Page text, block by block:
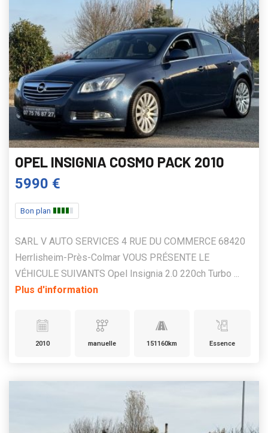
OPEL INSIGNIA COSMO PACK 2010
5990 €
Bon plan
SARL V AUTO SERVICES 4 RUE DU COMMERCE 68420
Herrlisheim-Près-Colmar VOUS PRÉSENTE LE
VÉHICULE SUIVANTS Opel Insignia 2.0 220ch Turbo ...
Plus d'information
2010 manuelle 151160km Essence